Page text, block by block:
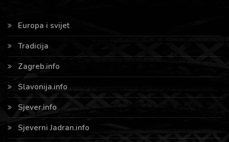
Europa i svijet
Tradicija
Zagreb.info
Slavonija.info
Sjever.info
Sjeverni Jadran.info